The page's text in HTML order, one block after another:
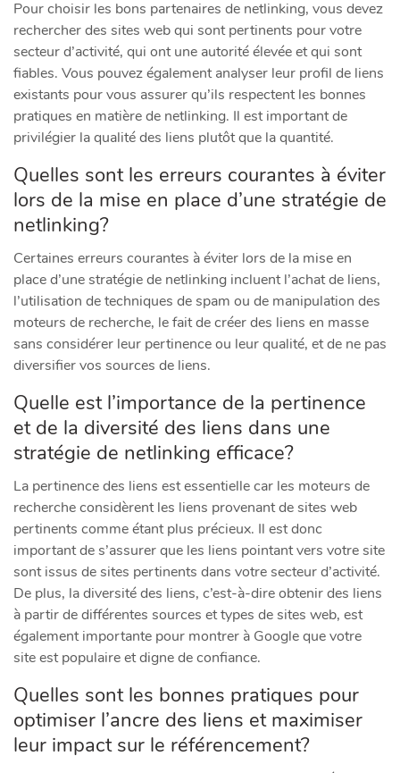
Pour choisir les bons partenaires de netlinking, vous devez
rechercher des sites web qui sont pertinents pour votre
secteur d’activité, qui ont une autorité élevée et qui sont
fiables. Vous pouvez également analyser leur profil de liens
existants pour vous assurer qu’ils respectent les bonnes
pratiques en matière de netlinking. Il est important de
privilégier la qualité des liens plutôt que la quantité.
Quelles sont les erreurs courantes à éviter
lors de la mise en place d’une stratégie de
netlinking?
Certaines erreurs courantes à éviter lors de la mise en
place d’une stratégie de netlinking incluent l’achat de liens,
l’utilisation de techniques de spam ou de manipulation des
moteurs de recherche, le fait de créer des liens en masse
sans considérer leur pertinence ou leur qualité, et de ne pas
diversifier vos sources de liens.
Quelle est l’importance de la pertinence
et de la diversité des liens dans une
stratégie de netlinking efficace?
La pertinence des liens est essentielle car les moteurs de
recherche considèrent les liens provenant de sites web
pertinents comme étant plus précieux. Il est donc
important de s’assurer que les liens pointant vers votre site
sont issus de sites pertinents dans votre secteur d’activité.
De plus, la diversité des liens, c’est-à-dire obtenir des liens
à partir de différentes sources et types de sites web, est
également importante pour montrer à Google que votre
site est populaire et digne de confiance.
Quelles sont les bonnes pratiques pour
optimiser l’ancre des liens et maximiser
leur impact sur le référencement?